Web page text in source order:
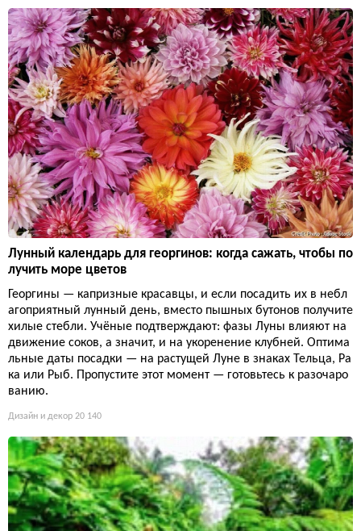
Лунный календарь для георгинов: когда сажать, чтобы по
лучить море цветов
Георгины — капризные красавцы, и если посадить их в небл
агоприятный лунный день, вместо пышных бутонов получите
хилые стебли. Учёные подтверждают: фазы Луны влияют на
движение соков, а значит, и на укоренение клубней. Оптима
льные даты посадки — на растущей Луне в знаках Тельца, Ра
ка или Рыб. Пропустите этот момент — готовьтесь к разочаро
ванию.
Дизайн и декор 20 140